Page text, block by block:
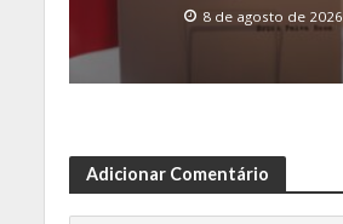
8 de agosto de 2026
Adicionar Comentário